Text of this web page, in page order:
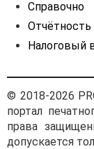
Справочно
Отчётность
Налоговый
© 2018-2026
портал
права
допускается